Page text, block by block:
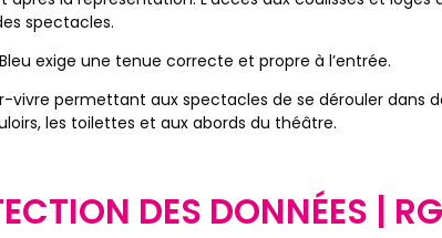
spectacles.
exige une tenue correcte et propre à l’entrée.
vivre permettant aux spectacles de se dérouler dans
les toilettes et aux abords du théâtre.
DES DONNÉES |